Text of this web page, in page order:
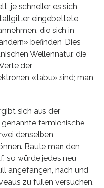
je schneller es sich
eingebettete
die sich in
befinden. Dies
Wellennatur, die
der
«tabu» sind; man
sich aus der
fermionische
denselben
Baute man den
so würde jedes neu
angefangen, nach und
zu füllen versuchen.